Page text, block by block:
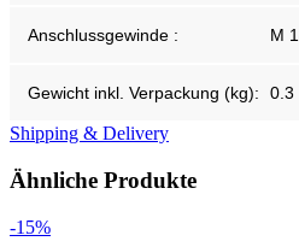
Anschlussgewinde : M
Gewicht inkl. Verpackung (kg): 0.3
Shipping & Delivery
Ähnliche Produkte
-15%